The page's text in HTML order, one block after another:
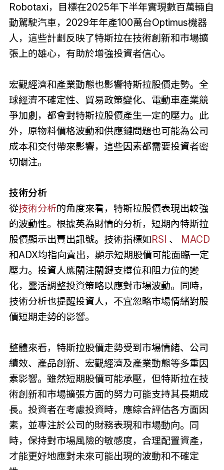
Robotaxi，目標在2025年下半年實現數百萬輛自
動駕駛汽車，2029年年產100萬台Optimus機器
人，這些計劃反映了特斯拉在技術創新和市場擴
張上的雄心，有助於增強投資者信心。
宏觀經濟和產業動態也影響特斯拉股價走勢。全
球經濟不確定性、貿易政策變化、電動車產業競
爭加劇，都會對特斯拉股價產生一定的壓力。此
外，原物料價格波動和供應鏈問題也可能為公司
成本和交付帶來影響，這些因素都需要投資者密
切關注。
技術分析
從技術分析的角度來看，特斯拉股價表現出較強
的波動性。根據英為財情的分析，短期內特斯拉
股價顯示出賣出訊號。技術指標如RSI 、 MACD
和ADX均指向賣出，顯示短期股價可能面臨一定
壓力。投資人應關注關鍵支撐位和阻力位的變
化，靈活調整投資策略以應對市場波動。同時，
技術分析也提醒投資人，不宜忽略市場情緒對股
價短期走勢的影響。
整體來看，特斯拉股價走勢受到市場情緒、公司
績效、產品創新、宏觀經濟及產業動態等多重因
素影響。雖然短期股價可能承壓，但特斯拉在技
術創新和市場擴張方面的努力可能支持其長期成
長。投資者在考慮投資時，應綜合評估各方面因
素，並專注於公司的財務表現和市場動向。同
時，保持對市場風險的敏感度，合理配置資產，
才能更好地應對未來可能出現的波動和不確定